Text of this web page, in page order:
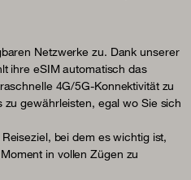
Netzwerke zu. Dank unserer
ihre eSIM automatisch das
4G/5G-Konnektivität zu
gewährleisten, egal wo Sie sich
bei dem es wichtig ist,
in vollen Zügen zu